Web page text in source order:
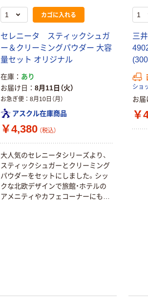
カゴに入れる
セレニータ スティックシュガ
ー＆クリーミングパウダー 大容
量セット オリジナル
在庫
あり
お届け日
8月11日（火）
お急ぎ便 8月10日（月）
アスクル在庫商品
￥4,380 （税込）
大人気のセレニータシリーズより、
スティックシュガーとクリーミング
パウダーをセットにしました。シッ
クな北欧デザインで旅館・ホテルの
アメニティやカフェコーナーにもお
三
ショ
お届
￥
オリジナル
【アスクル限定】
ファーストレイ
ト ニトリルグ
ローブ ホワイ
ト 粉なし（パ
ウダーフリー）
￥698~ （税込）
本気プライス
再生紙 200枚
FSC認証紙 アス
クルオリジナル
￥143~ （税込）
オリジナル
G バルクタイプ
本気プライス
テ
パ
モ
ナ
￥